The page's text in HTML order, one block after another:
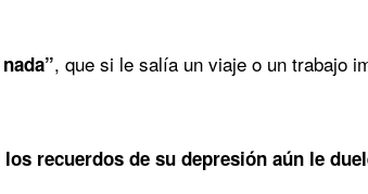
, que si le salía un viaje o un trabajo
recuerdos de su depresión aún le